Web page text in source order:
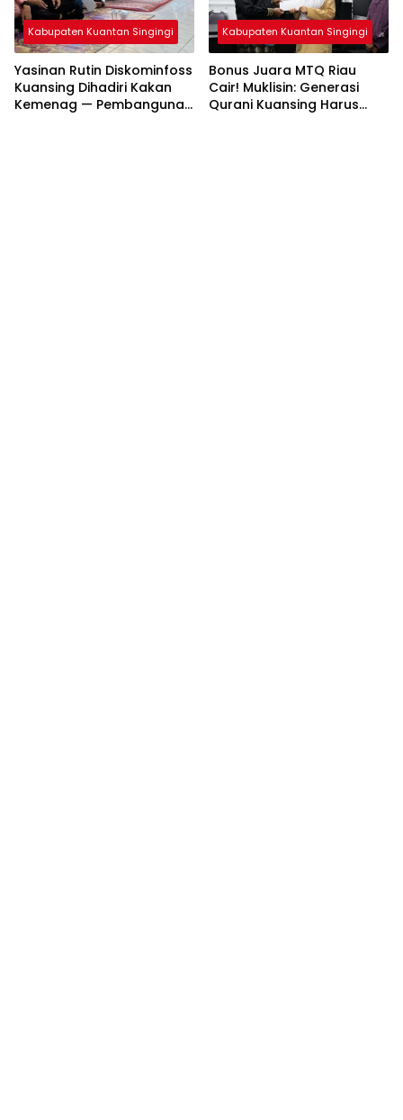
Kabupaten Kuantan Singingi
Yasinan Rutin Diskominfoss
Kuansing Dihadiri Kakan
Kemenag — Pembangunan
Kabupaten Kuantan Singingi
Bonus Juara MTQ Riau
Cair! Muklisin: Generasi
Qurani Kuansing Harus